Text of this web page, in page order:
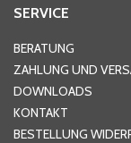
SERVICE
BERATUNG
ZAHLUNG UND
DOWNLOADS
KONTAKT
BESTELLUNG